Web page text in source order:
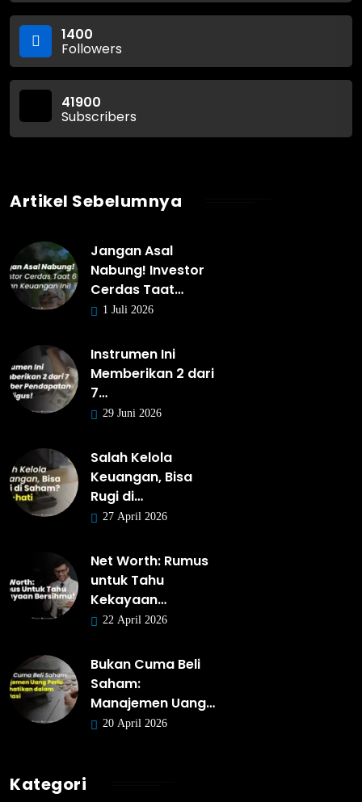
1400
Followers
41900
Subscribers
Artikel Sebelumnya
Jangan Asal
Nabung! Investor
Cerdas Taat…
1 Juli 2026
Instrumen Ini
Memberikan 2 dari
7…
29 Juni 2026
Salah Kelola
Keuangan, Bisa
Rugi di…
27 April 2026
Net Worth: Rumus
untuk Tahu
Kekayaan…
22 April 2026
Bukan Cuma Beli
Saham:
Manajemen Uang…
20 April 2026
Kategori